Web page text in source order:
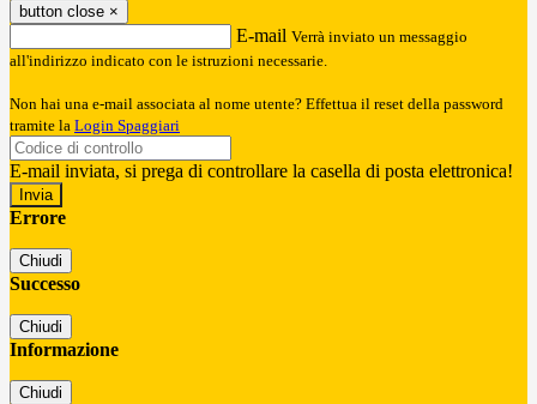
button close ×
E-mail Verrà inviato un messaggio
all'indirizzo indicato con le istruzioni necessarie.
Non hai una e-mail associata al nome utente? Effettua il reset della password
tramite la Login Spaggiari
E-mail inviata, si prega di controllare la casella di posta elettronica!
Errore
Chiudi
Successo
Chiudi
Informazione
Chiudi